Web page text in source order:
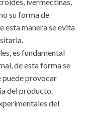
su forma de
esta manera se evita
es fundamental
de esta forma se
puede provocar
del producto.
del